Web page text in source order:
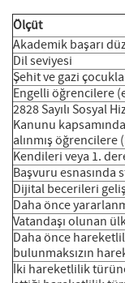
Ölçüt
Akademik başarı
Dil seviyesi
Şehit ve gazi
Engelli öğrencilere
2828 Sayılı Sosyal
Kanunu
alınmış öğrencilere
Kendileri veya 1.
Başvuru esnasında
Dijital becerileri
Daha önce
Vatandaşı olunan
Daha önce
bulunmaksızın
İki hareketlilik